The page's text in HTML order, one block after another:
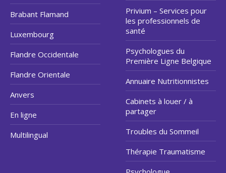
Brabant Flamand
Luxembourg
Flandre Occidentale
Flandre Orientale
Anvers
En ligne
Multilingual
Privium – Services pour
les professionnels de
santé
Psychologues du
Première Ligne Belgique
Annuaire Nutritionnistes
Cabinets à louer / à
partager
Troubles du Sommeil
Thérapie Traumatisme